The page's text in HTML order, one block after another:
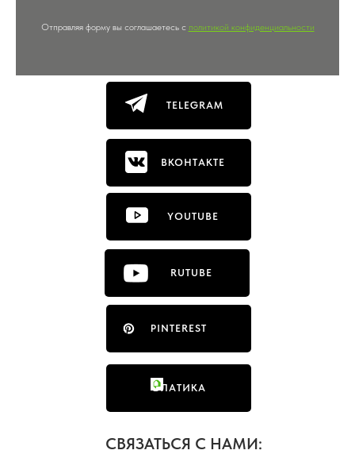
Отправляя форму вы соглашаетесь с политикой конфиденциальности
TELEGRAM
PINTEREST
ФЛАТИКА
YOUTUBE
ВКОНТАКТЕ
СВЯЗАТЬСЯ С НАМИ:
RUTUBE